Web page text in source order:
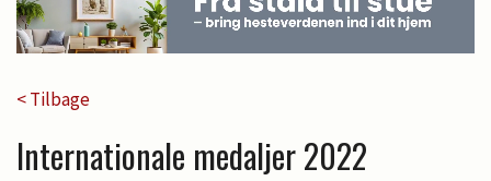
< Tilbage
Internationale medaljer 2022